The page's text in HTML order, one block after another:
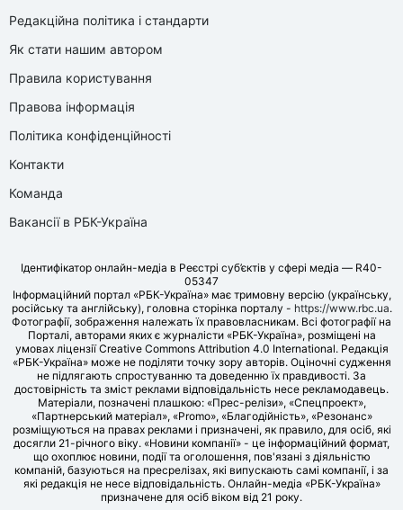
Редакційна політика і стандарти
Як стати нашим автором
Правила користування
Правова інформація
Політика конфіденційності
Контакти
Команда
Вакансії в РБК-Україна
Ідентифікатор онлайн-медіа в Реєстрі суб’єктів у сфері медіа — R40-
05347
Інформаційний портал «РБК-Україна» має тримовну версію (українську,
російську та англійську), головна сторінка порталу - https://www.rbc.ua.
Фотографії, зображення належать їх правовласникам. Всі фотографії на
Порталі, авторами яких є журналісти «РБК-Україна», розміщені на
умовах ліцензії Creative Commons Attribution 4.0 International. Редакція
«РБК-Україна» може не поділяти точку зору авторів. Оціночні судження
не підлягають спростуванню та доведенню їх правдивості. За
достовірність та зміст реклами відповідальність несе рекламодавець.
Матеріали, позначені плашкою: «Прес-релізи», «Спецпроект»,
«Партнерський матеріал», «Promo», «Благодійність», «Резонанс»
розміщуються на правах реклами і призначені, як правило, для осіб, які
досягли 21-річного віку. «Новини компанії» - це інформаційний формат,
що охоплює новини, події та оголошення, пов'язані з діяльністю
компаній, базуються на пресрелізах, які випускають самі компанії, і за
які редакція не несе відповідальність. Онлайн-медіа «РБК-Україна»
призначене для осіб віком від 21 року.